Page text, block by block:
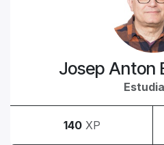
Josep Anton
140 XP